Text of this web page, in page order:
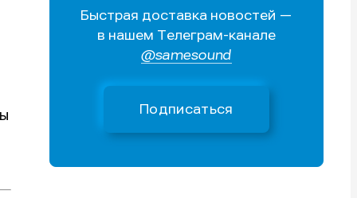
Быстрая доставка новостей —
в нашем Телеграм-канале
@samesound
Подписаться